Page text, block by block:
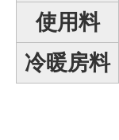
使用料
冷暖房料